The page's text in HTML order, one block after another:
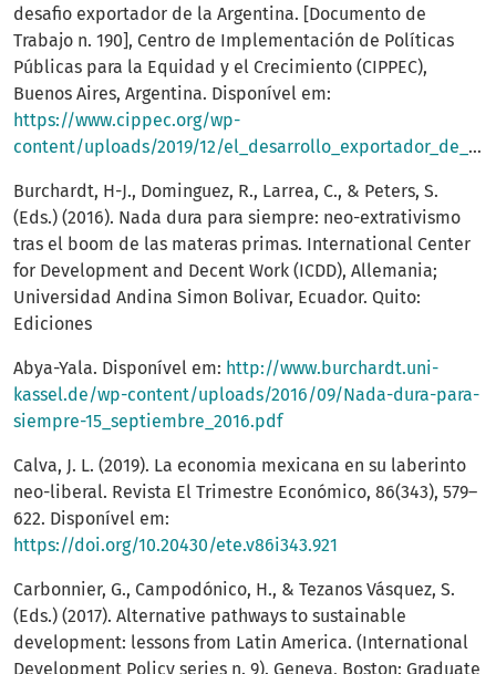
desafio exportador de la Argentina. [Documento de
Trabajo n. 190], Centro de Implementación de Políticas
Públicas para la Equidad y el Crecimiento (CIPPEC),
Buenos Aires, Argentina. Disponível em:
https://www.cippec.org/wp-
content/uploads/2019/12/el_desarrollo_exportador_de_argentina.pdf
Burchardt, H-J., Dominguez, R., Larrea, C., & Peters, S.
(Eds.) (2016). Nada dura para siempre: neo-extrativismo
tras el boom de las materas primas. International Center
for Development and Decent Work (ICDD), Allemania;
Universidad Andina Simon Bolivar, Ecuador. Quito:
Ediciones
Abya-Yala. Disponível em: http://www.burchardt.uni-
kassel.de/wp-content/uploads/2016/09/Nada-dura-para-
siempre-15_septiembre_2016.pdf
Calva, J. L. (2019). La economia mexicana en su laberinto
neo-liberal. Revista El Trimestre Económico, 86(343), 579–
622. Disponível em:
https://doi.org/10.20430/ete.v86i343.921
Carbonnier, G., Campodónico, H., & Tezanos Vásquez, S.
(Eds.) (2017). Alternative pathways to sustainable
development: lessons from Latin America. (International
Development Policy series n. 9). Geneva, Boston: Graduate